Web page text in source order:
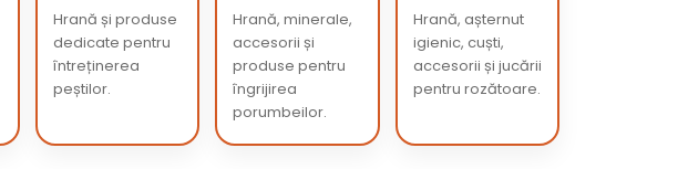
Hrană și produse
dedicate pentru
întreținerea
peștilor.
Hrană, minerale,
accesorii și
produse pentru
îngrijirea
porumbeilor.
Hrană, așternut
igienic, cuști,
accesorii și jucării
pentru rozătoare.